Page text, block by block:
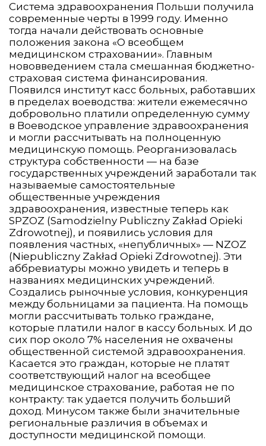
Система здравоохранения Польши получила
современные черты в 1999 году. Именно
тогда начали действовать основные
положения закона «О всеобщем
медицинском страховании». Главным
нововведением стала смешанная бюджетно-
страховая система финансирования.
Появился институт касс больных, работавших
в пределах воеводства: жители ежемесячно
добровольно платили определенную сумму
в Воеводское управление здравоохранения
и могли рассчитывать на полноценную
медицинскую помощь. Реорганизовалась
структура собственности — на базе
государственных учреждений заработали так
называемые самостоятельные
общественные учреждения
здравоохранения, известные теперь как
SPZOZ (Samodzielny Publiczny Zakład Opieki
Zdrowotnej), и появились условия для
появления частных, «непубличных» — NZOZ
(Niepubliczny Zakład Opieki Zdrowotnej). Эти
аббревиатуры можно увидеть и теперь в
названиях медицинских учреждений.
Создались рыночные условия, конкуренция
между больницами за пациента. На помощь
могли рассчитывать только граждане,
которые платили налог в кассу больных. И до
сих пор около 7% населения не охвачены
общественной системой здравоохранения.
Касается это граждан, которые не платят
соответствующий налог на всеобщее
медицинское страхование, работая не по
контракту: так удается получить больший
доход. Минусом также были значительные
региональные различия в объемах и
доступности медицинской помощи.